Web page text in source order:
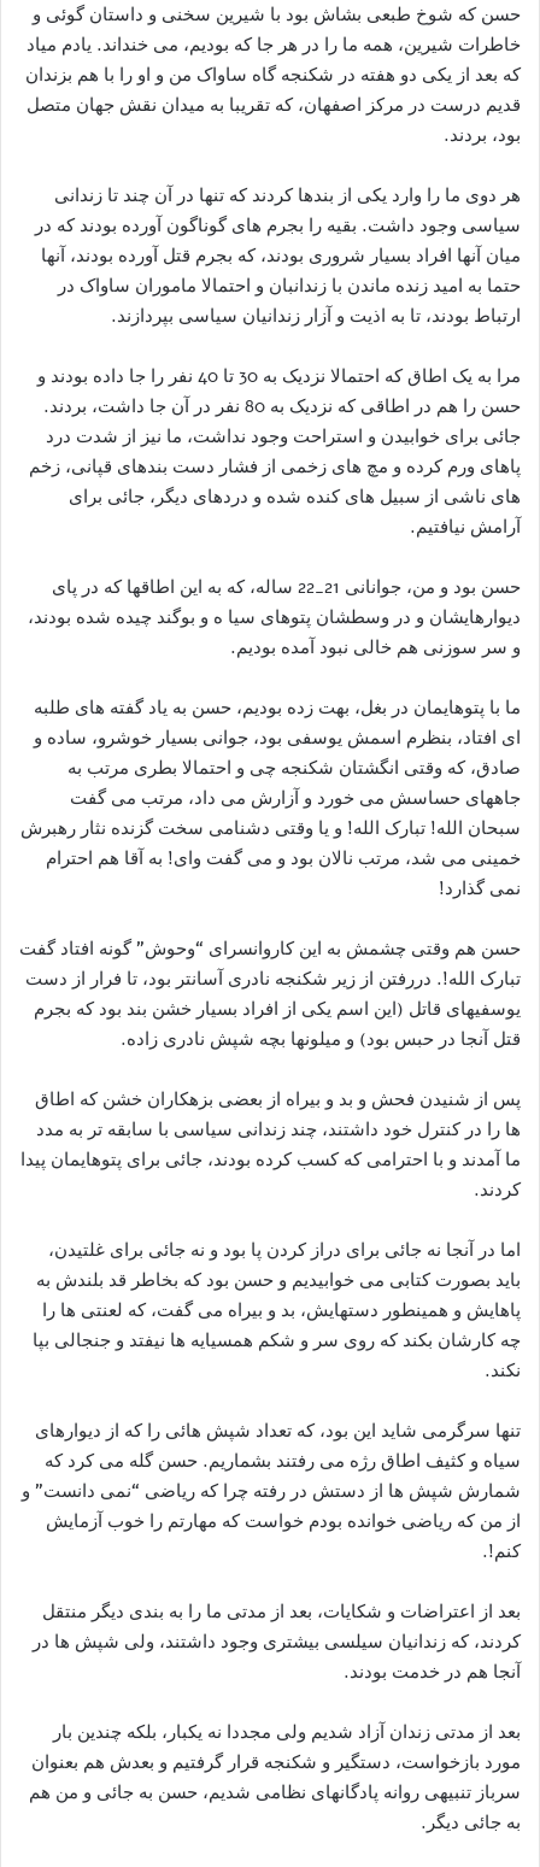
حسن که شوخ طبعی بشاش بود با شیرین سخنی و داستان گوئی و
خاطرات شیرین، همه ما را در هر جا که بودیم، می خنداند. یادم میاد
که بعد از یکی دو هفته در شکنجه گاه ساواک من و او را با هم بزندان
قدیم درست در مرکز اصفهان، که تقریبا به میدان نقش جهان متصل
بود، بردند.
هر دوی ما را وارد یکی از بندها کردند که تنها در آن چند تا زندانی
سیاسی وجود داشت. بقیه را بجرم های گوناگون آورده بودند که در
میان آنها افراد بسیار شروری بودند، که بجرم قتل آورده بودند، آنها
حتما به امید زنده ماندن با زندانبان و احتمالا ماموران ساواک در
ارتباط بودند، تا به اذیت و آزار زندانیان سیاسی بپردازند.
مرا به یک اطاق که احتمالا نزدیک به 30 تا 40 نفر را جا داده بودند و
حسن را هم در اطاقی که نزدیک به 80 نفر در آن جا داشت، بردند.
جائی برای خوابیدن و استراحت وجود نداشت، ما نیز از شدت درد
پاهای ورم کرده و مچ های زخمی از فشار دست بندهای قپانی، زخم
های ناشی از سبیل های کنده شده و دردهای دیگر، جائی برای
آرامش نیافتیم.
حسن بود و من، جوانانی 21_22 ساله، که به این اطاقها که در پای
دیوارهایشان و در وسطشان پتوهای سیا ه و بوگند چیده شده بودند،
و سر سوزنی هم خالی نبود آمده بودیم.
ما با پتوهایمان در بغل، بهت زده بودیم، حسن به یاد گفته های طلبه
ای افتاد، بنظرم اسمش یوسفی بود، جوانی بسیار خوشرو، ساده و
صادق، که وقتی انگشتان شکنجه چی و احتمالا بطری مرتب به
جاههای حساسش می خورد و آزارش می داد، مرتب می گفت
سبحان الله! تبارک الله! و یا وقتی دشنامی سخت گزنده نثار رهبرش
خمینی می شد، مرتب نالان بود و می گفت وای! به آقا هم احترام
نمی گذارد!
حسن هم وقتی چشمش به این کاروانسرای “وحوش” گونه افتاد گفت
تبارک الله!. دررفتن از زیر شکنجه نادری آسانتر بود، تا فرار از دست
یوسفیهای قاتل (این اسم یکی از افراد بسیار خشن بند بود که بجرم
قتل آنجا در حبس بود) و میلونها بچه شپش نادری زاده.
پس از شنیدن فحش و بد و بیراه از بعضی بزهکاران خشن که اطاق
ها را در کنترل خود داشتند، چند زندانی سیاسی با سابقه تر به مدد
ما آمدند و با احترامی که کسب کرده بودند، جائی برای پتوهایمان پیدا
کردند.
اما در آنجا نه جائی برای دراز کردن پا بود و نه جائی برای غلتیدن،
باید بصورت کتابی می خوابیدیم و حسن بود که بخاطر قد بلندش به
پاهایش و همینطور دستهایش، بد و بیراه می گفت، که لعنتی ها را
چه کارشان بکند که روی سر و شکم همسیایه ها نیفتد و جنجالی بپا
نکند.
تنها سرگرمی شاید این بود، که تعداد شپش هائی را که از دیوارهای
سیاه و کثیف اطاق رژه می رفتند بشماریم. حسن گله می کرد که
شمارش شپش ها از دستش در رفته چرا که ریاضی “نمی دانست” و
از من که ریاضی خوانده بودم خواست که مهارتم را خوب آزمایش
کنم!.
بعد از اعتراضات و شکایات، بعد از مدتی ما را به بندی دیگر منتقل
کردند، که زندانیان سیلسی بیشتری وجود داشتند، ولی شپش ها در
آنجا هم در خدمت بودند.
بعد از مدتی زندان آزاد شدیم ولی مجددا نه یکبار، بلکه چندین بار
مورد بازخواست، دستگیر و شکنجه قرار گرفتیم و بعدش هم بعنوان
سرباز تنبیهی روانه پادگانهای نظامی شدیم، حسن به جائی و من هم
به جائی دیگر.